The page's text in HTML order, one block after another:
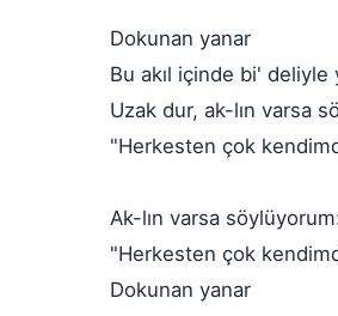
Dokunan yanar
Bu akıl içinde bi' deliyle
Uzak dur, ak-lın varsa
"Herkesten çok
Ak-lın varsa
"Herkesten çok
Dokunan yanar